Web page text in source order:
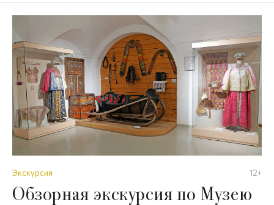
Экскурсия 12+
Обзорная экскурсия по Музею